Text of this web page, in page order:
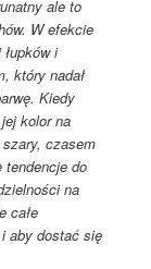
ale to
W efekcie
i
który nadał
Kiedy
kolor na
szary, czasem
tendencje do
na
całe
aby dostać się